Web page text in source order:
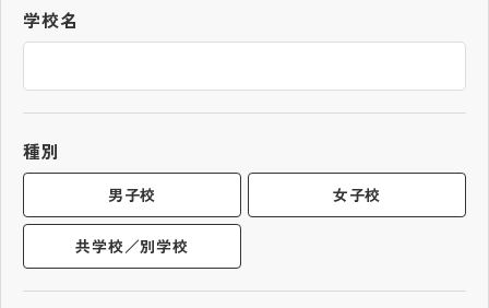
私学探検隊
説明会・イベント情報
よみもの
学校名
種別
男子校 女子校
共学校／別学校